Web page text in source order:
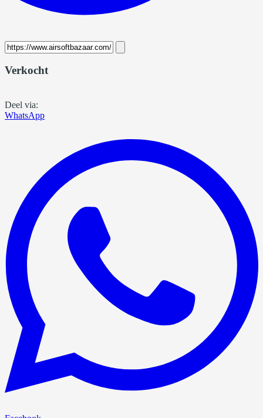
Verkocht
Deel via:
WhatsApp